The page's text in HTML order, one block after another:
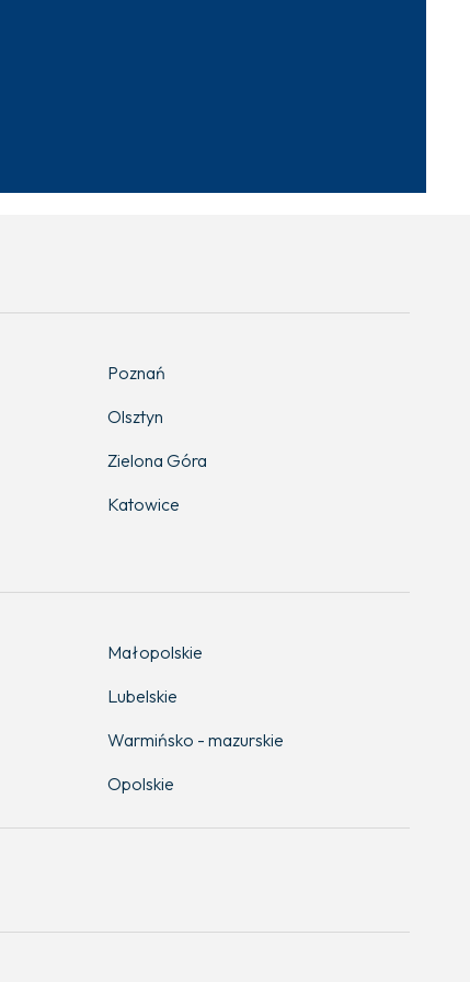
Poznań
Olsztyn
Zielona Góra
Katowice
Małopolskie
Lubelskie
Warmińsko - mazurskie
Opolskie